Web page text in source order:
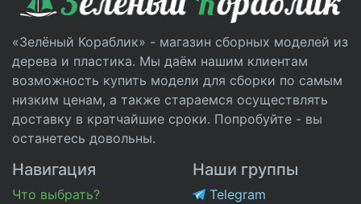
«Зелёный Кораблик» - магазин сборных моделей из
дерева и пластика. Мы даём нашим клиентам
возможность купить модели для сборки по самым
низким ценам, а также стараемся осуществлять
доставку в кратчайшие сроки. Попробуйте - вы
останетесь довольны.
Навигация
Что выбрать?
Наши группы
Telegram